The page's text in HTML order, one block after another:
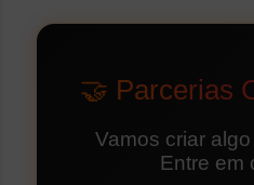
🤝 Parcerias
Vamos criar
Entre em